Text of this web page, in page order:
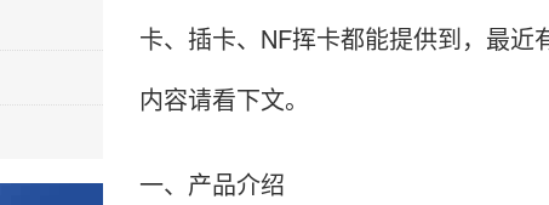
卡、插卡、NF挥卡都能提供到，最
内容请看下文。
一、产品介绍